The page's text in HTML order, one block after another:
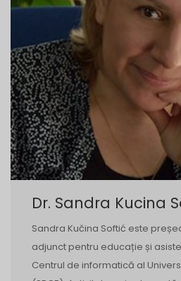
Dr. Sandra Kucina
Sandra Kučina Softić este
adjunct pentru educație și
Centrul de informatică al